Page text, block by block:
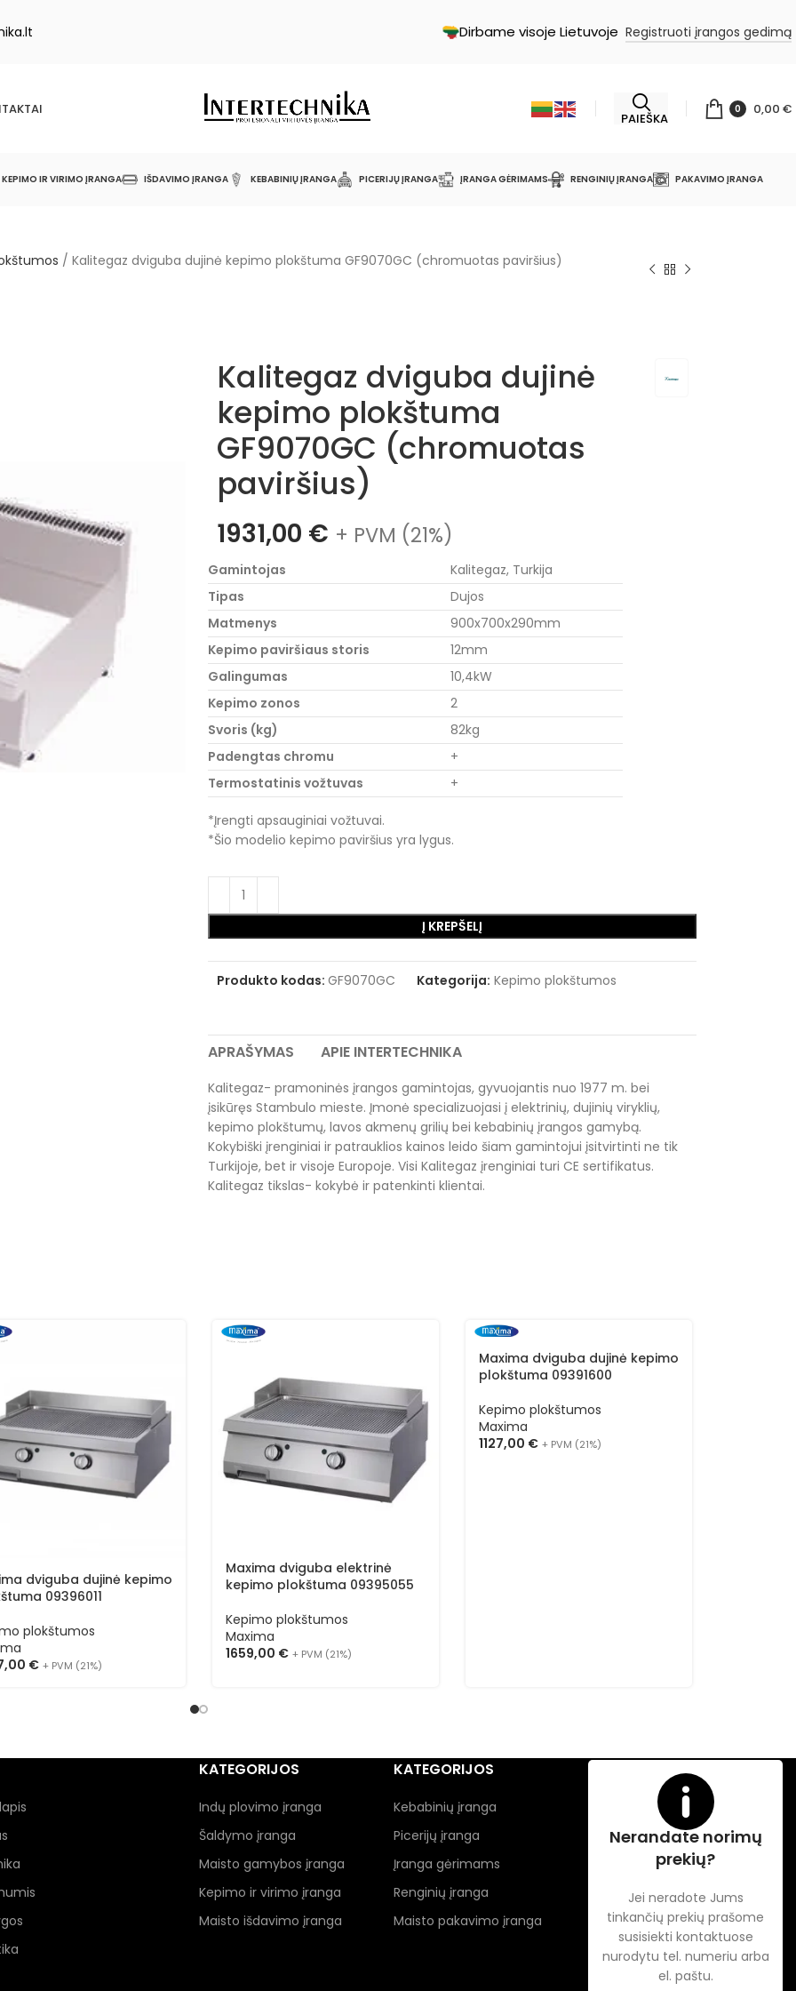
Dirbame visoje Lietuvoje Registruoti įrangos gedimą
PAIEŠKA
0 0,00 €
KEPIMO IR VIRIMO ĮRANGA IŠDAVIMO ĮRANGA KEBABINIŲ ĮRANGA PICERIJŲ ĮRANGA ĮRANGA GĖRIMAMS RENGINIŲ ĮRANGA PAKAVIMO ĮRANGA
/ Kalitegaz dviguba dujinė kepimo plokštuma GF9070GC (chromuotas paviršius)
Kalitegaz dviguba dujinė
kepimo plokštuma
GF9070GC (chromuotas
paviršius)
1931,00 € + PVM (21%)
Gamintojas
Kalitegaz, Turkija
Tipas
Dujos
Matmenys
900x700x290mm
Kepimo paviršiaus storis
12mm
Galingumas
10,4kW
Kepimo zonos
2
Svoris (kg)
82kg
Padengtas chromu
+
Termostatinis vožtuvas
+
*Įrengti apsauginiai vožtuvai.
*Šio modelio kepimo paviršius yra lygus.
Į KREPŠELĮ
Produkto kodas: GF9070GC Kategorija: Kepimo plokštumos
APRAŠYMAS APIE INTERTECHNIKA
Kalitegaz- pramoninės įrangos gamintojas, gyvuojantis nuo 1977 m. bei
įsikūręs Stambulo mieste. Įmonė specializuojasi į elektrinių, dujinių viryklių,
kepimo plokštumų, lavos akmenų grilių bei kebabinių įrangos gamybą.
Kokybiški įrenginiai ir patrauklios kainos leido šiam gamintojui įsitvirtinti ne tik
Turkijoje, bet ir visoje Europoje. Visi Kalitegaz įrenginiai turi CE sertifikatus.
Kalitegaz tikslas- kokybė ir patenkinti klientai.
dviguba dujinė kepimo
09396011
plokštumos
€ + PVM (21%)
Maxima dviguba elektrinė
kepimo plokštuma 09395055
Kepimo plokštumos
Maxima
1659,00 € + PVM (21%)
Maxima dviguba dujinė kepimo
plokštuma 09391600
Kepimo plokštumos
Maxima
1127,00 € + PVM (21%)
KATEGORIJOS
Indų plovimo įranga
Šaldymo įranga
Maisto gamybos įranga
Kepimo ir virimo įranga
Maisto išdavimo įranga
KATEGORIJOS
Kebabinių įranga
Picerijų įranga
Įranga gėrimams
Renginių įranga
Maisto pakavimo įranga
Nerandate norimų
prekių?
Jei neradote Jums
tinkančių prekių prašome
susisiekti kontaktuose
nurodytu tel. numeriu arba
el. paštu.